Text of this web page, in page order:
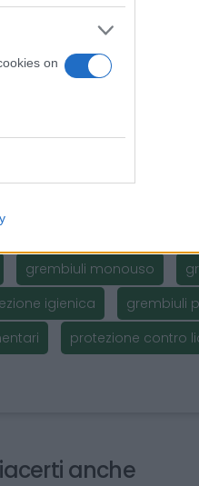
on
inclusi settori medici e
cucine e industrie
un ambiente
grembiuli monouso
igienica
grembiuli
protezione contro
anche